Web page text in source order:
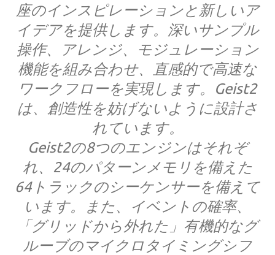
座のインスピレーションと新しいア
イデアを提供します。深いサンプル
操作、アレンジ、モジュレーション
機能を組み合わせ、直感的で高速な
ワークフローを実現します。Geist2
は、創造性を妨げないように設計さ
れています。
Geist2の8つのエンジンはそれぞ
れ、24のパターンメモリを備えた
64トラックのシーケンサーを備えて
います。また、イベントの確率、
「グリッドから外れた」有機的なグ
ルーブのマイクロタイミングシフ